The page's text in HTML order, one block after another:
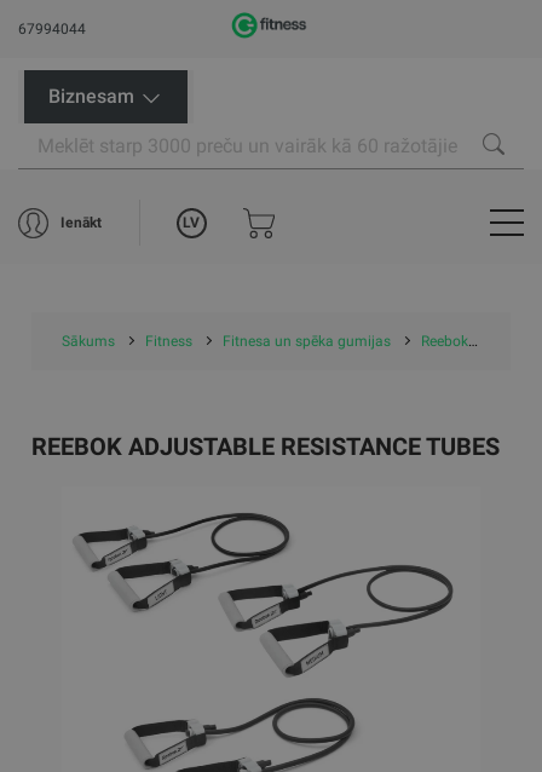
67994044
Biznesam
Ienākt LV
Sākums Fitness Fitnesa un spēka gumijas Reebok Adjustable Resistance Tubes
REEBOK ADJUSTABLE RESISTANCE TUBES